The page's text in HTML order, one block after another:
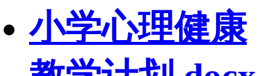
小学心理健康